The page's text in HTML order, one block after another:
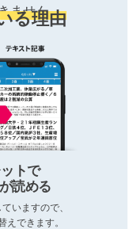
ません
る理由
トで
読める
いますので、
できます。